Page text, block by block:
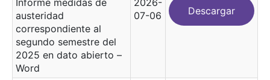
austeridad
correspondiente al
segundo semestre del
2025 en dato abierto –
Word
07-06
Descargar